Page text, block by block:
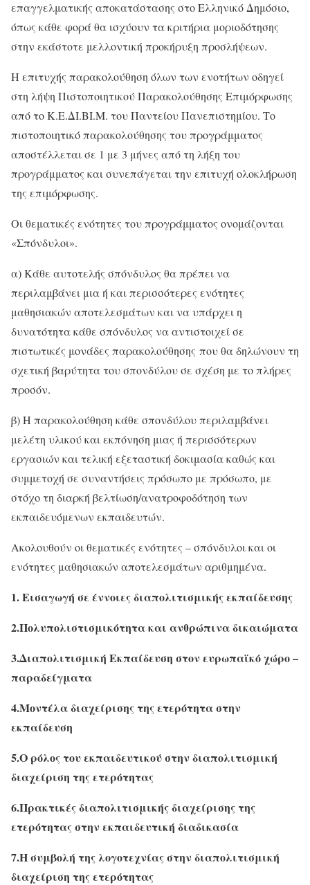
επαγγελματικής αποκατάστασης στο Ελληνικό Δημόσιο,
όπως κάθε φορά θα ισχύουν τα κριτήρια μοριοδότησης
στην εκάστοτε μελλοντική προκήρυξη προσλήψεων.
Η επιτυχής παρακολούθηση όλων των ενοτήτων οδηγεί
στη λήψη Πιστοποιητικού Παρακολούθησης Επιμόρφωσης
από το Κ.Ε.ΔΙ.ΒΙ.Μ. του Παντείου Πανεπιστημίου. Το
πιστοποιητικό παρακολούθησης του προγράμματος
αποστέλλεται σε 1 με 3 μήνες από τη λήξη του
προγράμματος και συνεπάγεται την επιτυχή ολοκλήρωση
της επιμόρφωσης.
Οι θεματικές ενότητες του προγράμματος ονομάζονται
«Σπόνδυλοι».
α) Κάθε αυτοτελής σπόνδυλος θα πρέπει να
περιλαμβάνει μια ή και περισσότερες ενότητες
μαθησιακών αποτελεσμάτων και να υπάρχει η
δυνατότητα κάθε σπόνδυλος να αντιστοιχεί σε
πιστωτικές μονάδες παρακολούθησης που θα δηλώνουν τη
σχετική βαρύτητα του σπονδύλου σε σχέση με το πλήρες
προσόν.
β) Η παρακολούθηση κάθε σπονδύλου περιλαμβάνει
μελέτη υλικού και εκπόνηση μιας ή περισσότερων
εργασιών και τελική εξεταστική δοκιμασία καθώς και
συμμετοχή σε συναντήσεις πρόσωπο με πρόσωπο, με
στόχο τη διαρκή βελτίωση/ανατροφοδότηση των
εκπαιδευόμενων εκπαιδευτών.
Ακολουθούν οι θεματικές ενότητες – σπόνδυλοι και οι
ενότητες μαθησιακών αποτελεσμάτων αριθμημένα.
1. Εισαγωγή σε έννοιες διαπολιτισμικής εκπαίδευσης
2.Πολυπολιστισμικότητα και ανθρώπινα δικαιώματα
3.Διαπολιτισμική Εκπαίδευση στον ευρωπαϊκό χώρο –
παραδείγματα
4.Μοντέλα διαχείρισης της ετερότητα στην
εκπαίδευση
5.Ο ρόλος του εκπαιδευτικού στην διαπολιτισμική
διαχείριση της ετερότητας
6.Πρακτικές διαπολιτισμικής διαχείρισης της
ετερότητας στην εκπαιδευτική διαδικασία
7.Η συμβολή της λογοτεχνίας στην διαπολιτισμική
διαχείριση της ετερότητας